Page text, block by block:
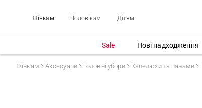
Жінкам Чоловікам Дітям
Sale Нові надходження
Жінкам Аксесуари Головні убори Капелюхи та панами